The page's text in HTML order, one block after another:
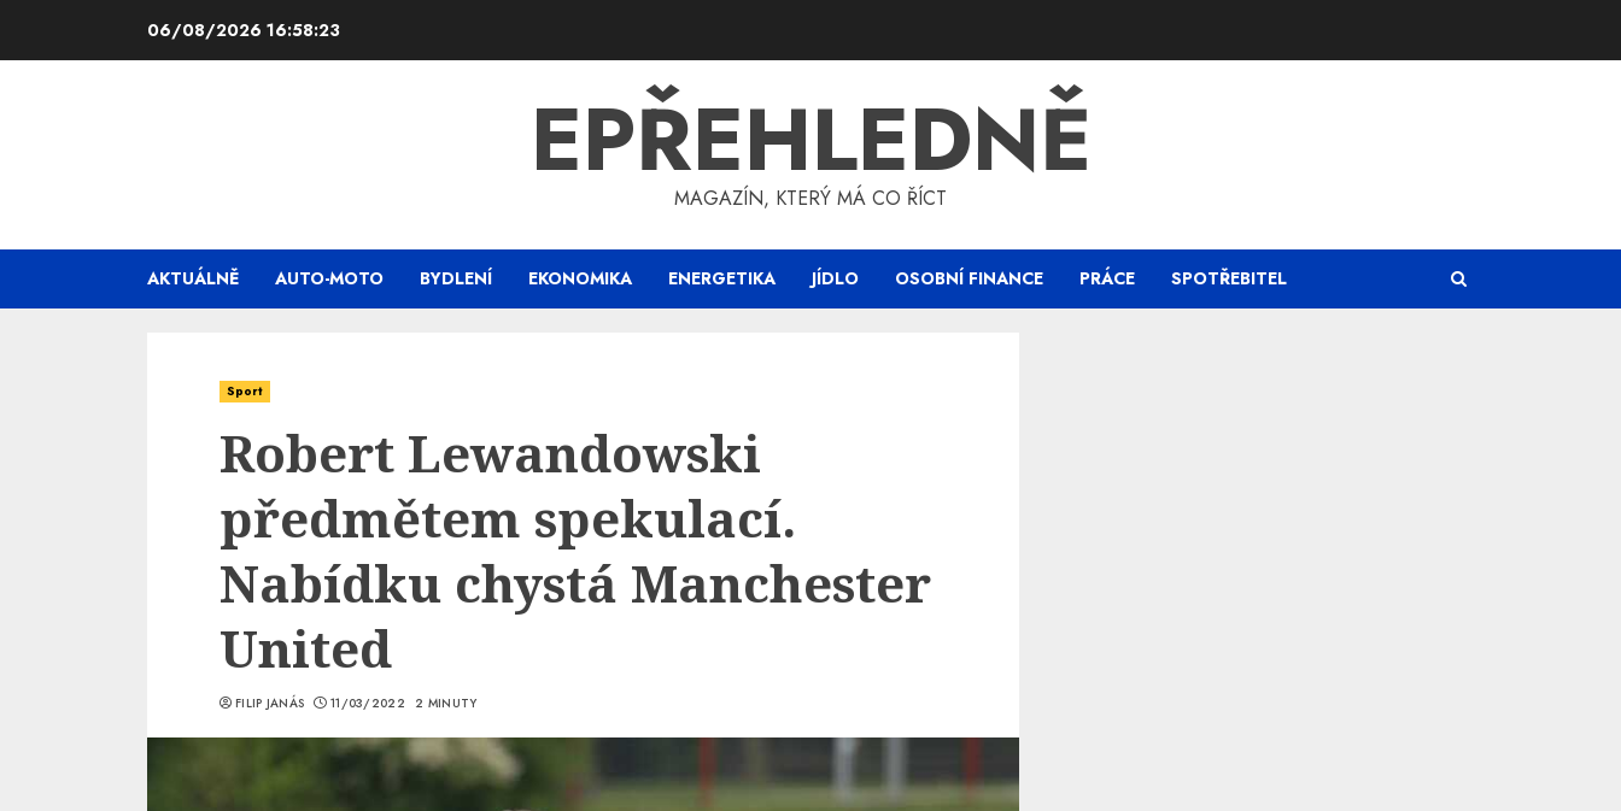
06/08/2026 16:58:24
EPŘEHLEDNĚ
MAGAZÍN, KTERÝ MÁ CO ŘÍCT
AKTUÁLNĚ AUTO-MOTO BYDLENÍ EKONOMIKA ENERGETIKA JÍDLO OSOBNÍ FINANCE PRÁCE SPOTŘEBITEL
Sport
Robert Lewandowski
předmětem spekulací.
Nabídku chystá Manchester
United
FILIP JANÁS 11/03/2022 2 MINUTY